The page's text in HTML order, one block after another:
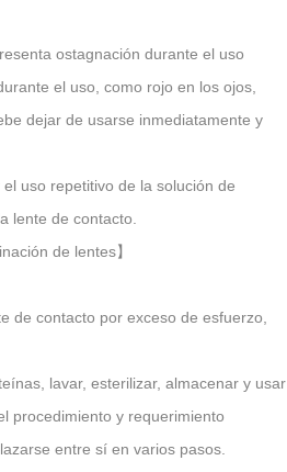
ostagnación durante el uso
el uso, como rojo en los ojos,
dejar de usarse inmediatamente y
uso repetitivo de la solución de
lente de contacto.
de lentes】
de contacto por exceso de esfuerzo,
lavar, esterilizar, almacenar y usar
procedimiento y requerimiento
entre sí en varios pasos.